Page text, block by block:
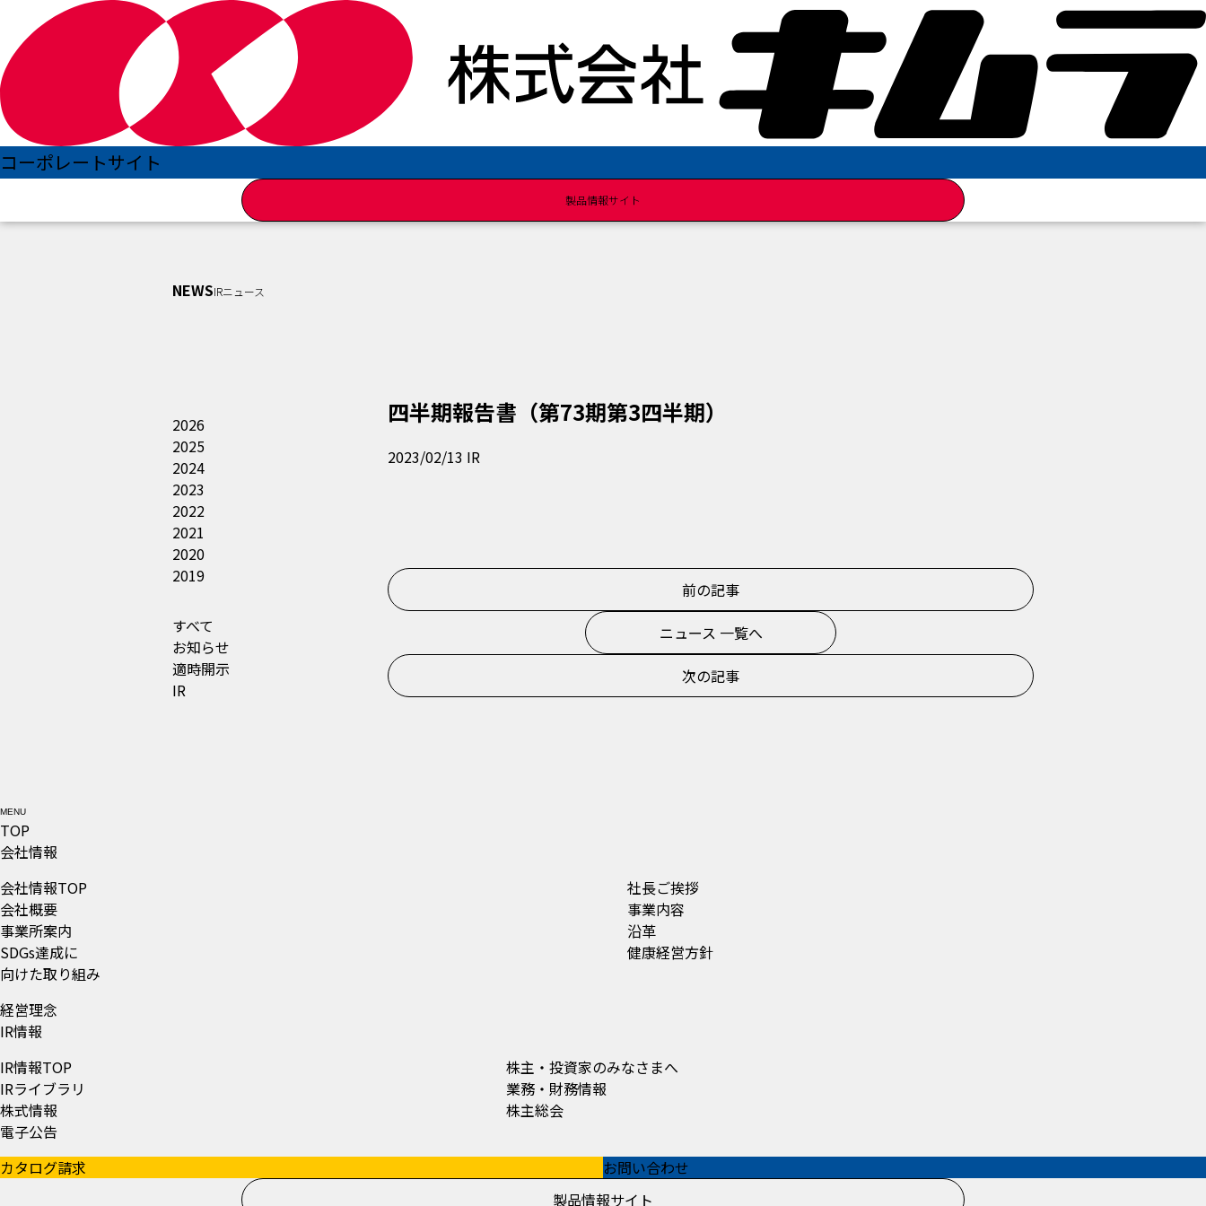
コーポレートサイト
製品情報サイト
コーポレートサイトTOP
IR情報
IRニュース 一覧
四半期報告書（第73期第3四半期）
NEWSIRニュース
四半期報告書（第73期第3四半期）
2023/02/13 IR
前の記事
ニュース 一覧へ
次の記事
2026
2025
2024
2023
2022
2021
2020
2019
すべて
お知らせ
適時開示
IR
MENU
TOP
会社情報
会社情報TOP
社長ご挨拶
会社概要
事業内容
事業所案内
沿革
SDGs達成に
向けた取り組み
健康経営方針
経営理念
IR情報
IR情報TOP
株主・投資家のみなさまへ
IRライブラリ
業務・財務情報
株式情報
株主総会
電子公告
カタログ請求
お問い合わせ
製品情報サイト